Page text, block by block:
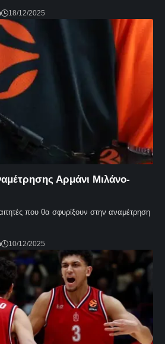
18/12/2025
Αρμάνι Μιλάνο-
που θα σφυρίξουν στην αναμέτρηση
10/12/2025